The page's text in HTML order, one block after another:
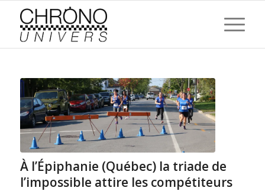
À l’Épiphanie (Québec) la triade de
l’impossible attire les compétiteurs